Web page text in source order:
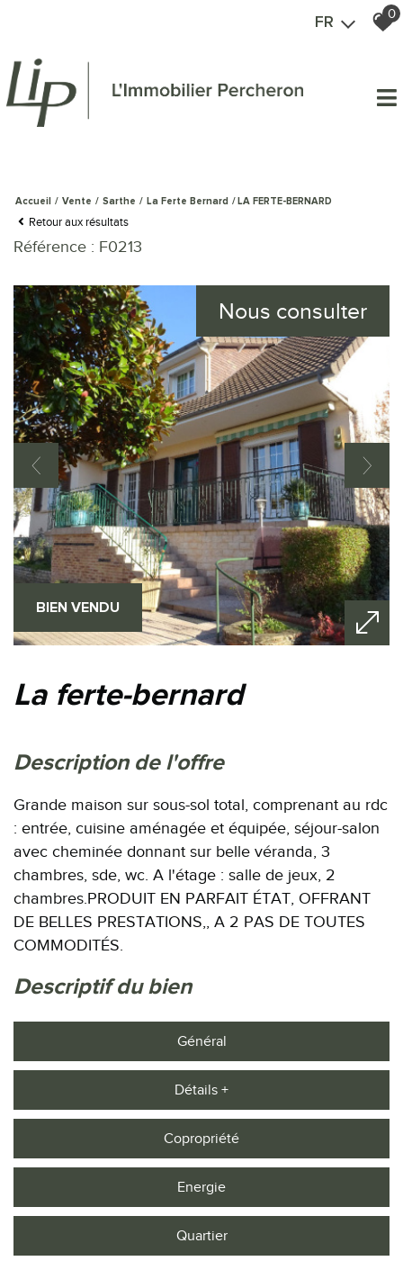
FR
0
Accueil Vente Sarthe La Ferte Bernard LA FERTE-BERNARD
Retour aux résultats
Référence : F0213
BIEN VENDU
Nous consulter
la ferte-bernard
description de l'offre
Grande maison sur sous-sol total, comprenant au rdc
: entrée, cuisine aménagée et équipée, séjour-salon
avec cheminée donnant sur belle véranda, 3
chambres, sde, wc. A l'étage : salle de jeux, 2
chambres.PRODUIT EN PARFAIT ÉTAT, OFFRANT
DE BELLES PRESTATIONS,, A 2 PAS DE TOUTES
COMMODITÉS.
descriptif du bien
Général
Détails +
Copropriété
Energie
Quartier